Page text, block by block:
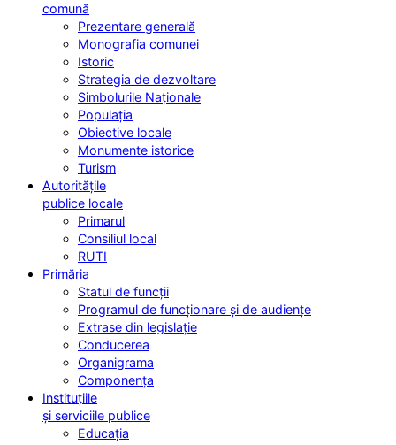
comună
Prezentare generală
Monografia comunei
Istoric
Strategia de dezvoltare
Simbolurile Naționale
Populația
Obiective locale
Monumente istorice
Turism
Autoritățile
publice locale
Primarul
Consiliul local
RUTI
Primăria
Statul de funcții
Programul de funcționare și de audiențe
Extrase din legislație
Conducerea
Organigrama
Componența
Instituțiile
și serviciile publice
Educația